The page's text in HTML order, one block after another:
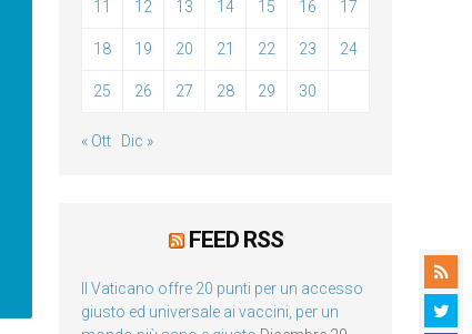
11 12 13 14 15 16 17
18 19 20 21 22 23 24
25 26 27 28 29 30
« Ott Dic »
FEED RSS
Il Vaticano offre 20 punti per un accesso
giusto ed universale ai vaccini, per un